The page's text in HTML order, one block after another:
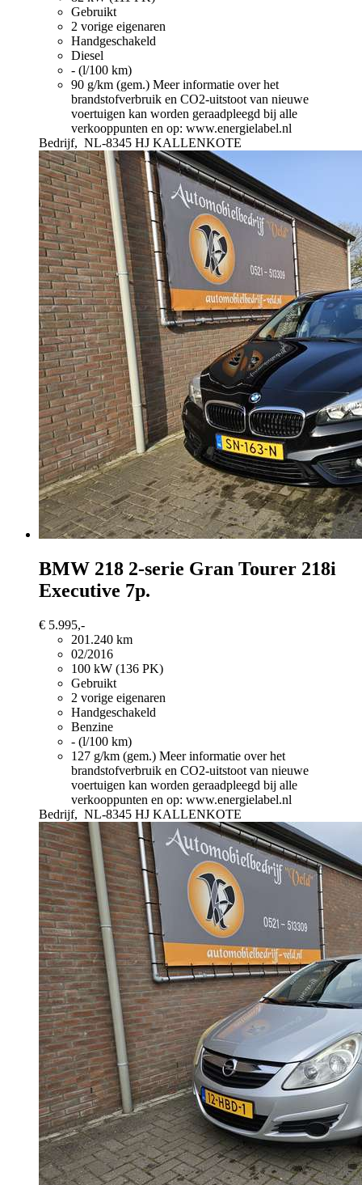
Gebruikt
2 vorige eigenaren
Handgeschakeld
Diesel
- (l/100 km)
90 g/km (gem.) Meer informatie over het
brandstofverbruik en CO2-uitstoot van nieuwe
voertuigen kan worden geraadpleegd bij alle
verkooppunten en op: www.energielabel.nl
Bedrijf, NL-8345 HJ KALLENKOTE
BMW 218 2-serie Gran Tourer 218i
Executive 7p.
€ 5.995,-
201.240 km
02/2016
100 kW (136 PK)
Gebruikt
2 vorige eigenaren
Handgeschakeld
Benzine
- (l/100 km)
127 g/km (gem.) Meer informatie over het
brandstofverbruik en CO2-uitstoot van nieuwe
voertuigen kan worden geraadpleegd bij alle
verkooppunten en op: www.energielabel.nl
Bedrijf, NL-8345 HJ KALLENKOTE